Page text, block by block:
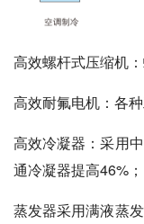
高效螺杆式压缩机：
高效耐氟电机： 各
高效冷凝器：采用
通冷凝器提高46%；
蒸发器采用满液蒸发